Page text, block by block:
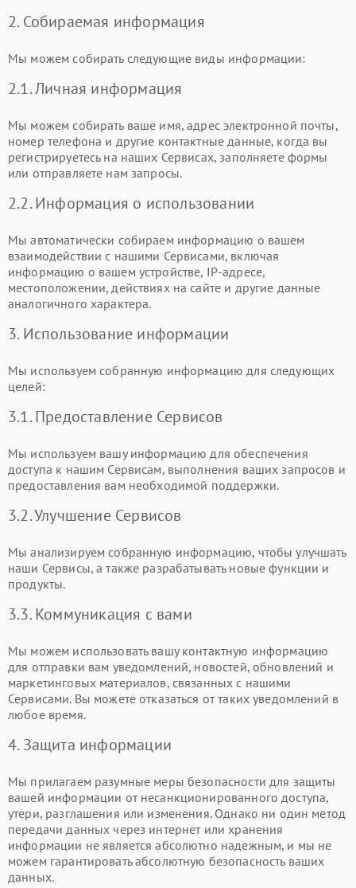
2. Собираемая информация
Мы можем собирать следующие виды информации:
2.1. Личная информация
Мы можем собирать ваше имя, адрес электронной почты,
номер телефона и другие контактные данные, когда вы
регистрируетесь на наших Сервисах, заполняете формы
или отправляете нам запросы.
2.2. Информация о использовании
Мы автоматически собираем информацию о вашем
взаимодействии с нашими Сервисами, включая
информацию о вашем устройстве, IP-адресе,
местоположении, действиях на сайте и другие данные
аналогичного характера.
3. Использование информации
Мы используем собранную информацию для следующих
целей:
3.1. Предоставление Сервисов
Мы используем вашу информацию для обеспечения
доступа к нашим Сервисам, выполнения ваших запросов и
предоставления вам необходимой поддержки.
3.2. Улучшение Сервисов
Мы анализируем собранную информацию, чтобы улучшать
наши Сервисы, а также разрабатывать новые функции и
продукты.
3.3. Коммуникация с вами
Мы можем использовать вашу контактную информацию
для отправки вам уведомлений, новостей, обновлений и
маркетинговых материалов, связанных с нашими
Сервисами. Вы можете отказаться от таких уведомлений в
любое время.
4. Защита информации
Мы прилагаем разумные меры безопасности для защиты
вашей информации от несанкционированного доступа,
утери, разглашения или изменения. Однако ни один метод
передачи данных через интернет или хранения
информации не является абсолютно надежным, и мы не
можем гарантировать абсолютную безопасность ваших
данных.